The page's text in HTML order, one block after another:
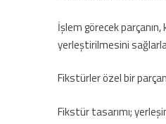
İşlem görecek
yerleştirilmesini
Fikstürler özel bir
Fikstür tasarımı;